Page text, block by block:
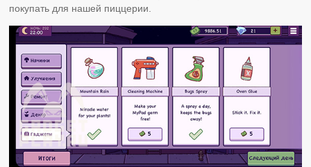
покупать для нашей пиццерии.